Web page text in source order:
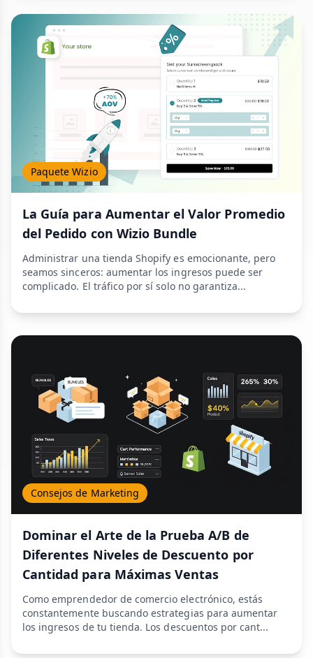
Paquete Wizio
La Guía para Aumentar el Valor Promedio
del Pedido con Wizio Bundle
Administrar una tienda Shopify es emocionante, pero
seamos sinceros: aumentar los ingresos puede ser
complicado. El tráfico por sí solo no garantiza...
Consejos de Marketing
Dominar el Arte de la Prueba A/B de
Diferentes Niveles de Descuento por
Cantidad para Máximas Ventas
Como emprendedor de comercio electrónico, estás
constantemente buscando estrategias para aumentar
los ingresos de tu tienda. Los descuentos por cant...